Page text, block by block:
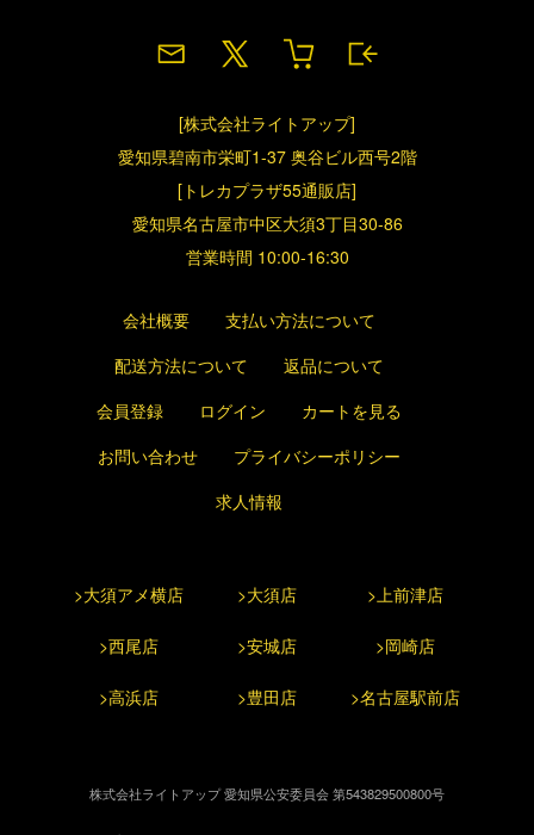
[株式会社ライトアップ]
愛知県碧南市栄町1-37 奥谷ビル西号2階
[トレカプラザ55通販店]
愛知県名古屋市中区大須3丁目30-86
営業時間 10:00-16:30
会社概要
支払い方法について
配送方法について
返品について
会員登録
ログイン
カートを見る
お問い合わせ
プライバシーポリシー
求人情報
>大須アメ横店 >大須店 >上前津店
>西尾店 >安城店 >岡崎店
>高浜店 >豊田店 >名古屋駅前店
株式会社ライトアップ 愛知県公安委員会 第543829500800号